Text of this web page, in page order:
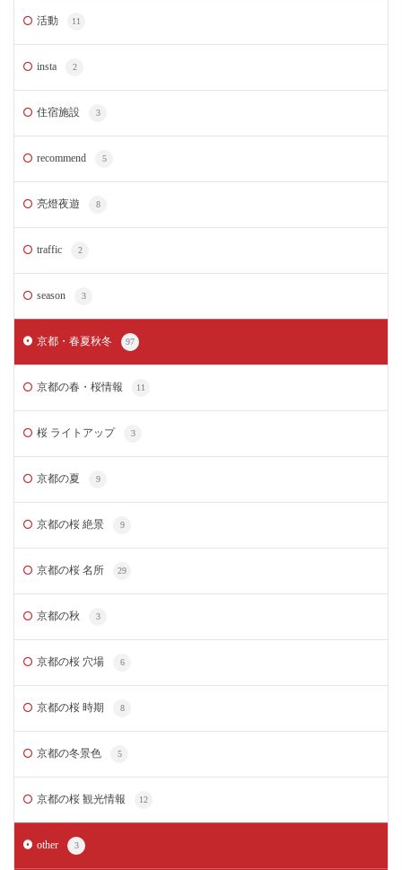
活動 11
insta 2
住宿施設 3
recommend 5
亮燈夜遊 8
traffic 2
season 3
京都・春夏秋冬 97
京都の春・桜情報 11
桜 ライトアップ 3
京都の夏 9
京都の桜 絶景 9
京都の桜 名所 29
京都の秋 3
京都の桜 穴場 6
京都の桜 時期 8
京都の冬景色 5
京都の桜 観光情報 12
other 3